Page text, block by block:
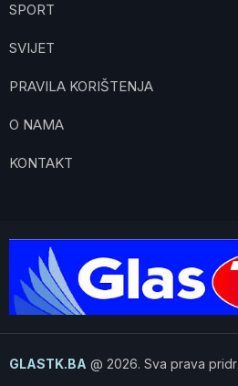
SPORT
SVIJET
PRAVILA KORIŠTENJA
O NAMA
KONTAKT
GLASTK.BA @ 2026. Sva prava